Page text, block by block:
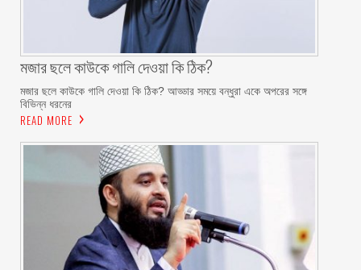
মজার ছলে কাউকে গালি দেওয়া কি ঠিক?
মজার ছলে কাউকে গালি দেওয়া কি ঠিক? আড্ডার সময়ে বন্ধুরা একে অপরের সঙ্গে
বিভিন্ন ধরনের
READ MORE